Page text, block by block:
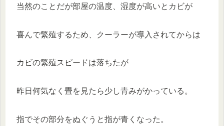
当然のことだが部屋の温度、湿度が高いとカビが
喜んで繁殖するため、クーラーが導入されてからは
カビの繁殖スピードは落ちたが
昨日何気なく畳を見たら少し青みがかっている。
指でその部分をぬぐうと指が青くなった。